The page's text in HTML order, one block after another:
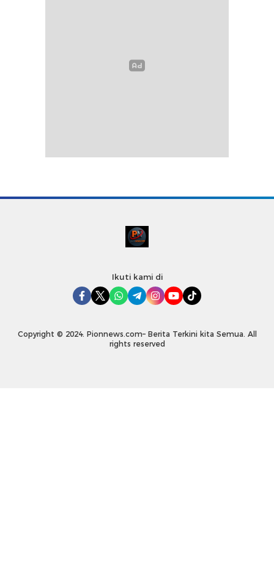
Ikuti kami di
Copyright © 2024. Pionnews.com– Berita Terkini kita Semua. All
rights reserved